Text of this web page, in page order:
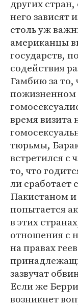
других
него зависят
столь уж
американцы
государств,
содействия
Гамбию за то,
пожизненном
время визита
тюрьмы,
встретился с
то, что
ли сработает
Пакистаном
попытается
в этих
отношения с
на правах
зазвучат
Если же
возникнет